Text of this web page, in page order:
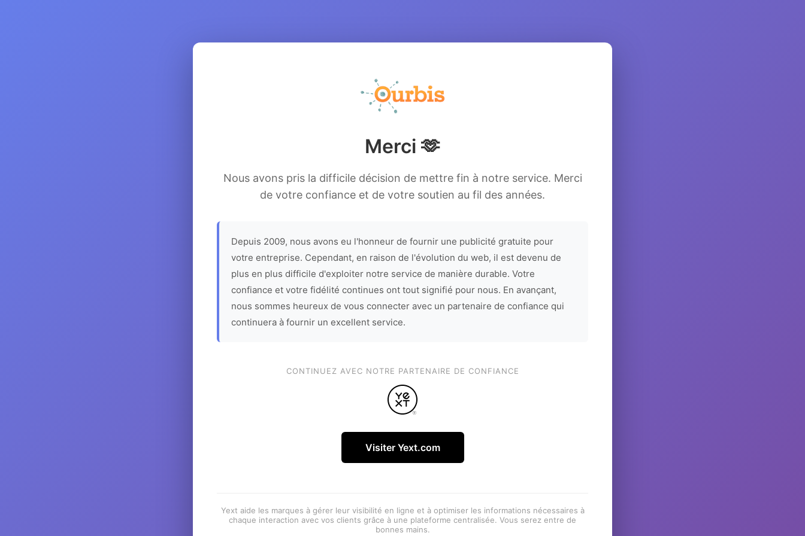
Merci 🫶
Nous avons pris la difficile décision de mettre fin à notre service. Merci
de votre confiance et de votre soutien au fil des années.
Depuis 2009, nous avons eu l'honneur de fournir une publicité gratuite pour
votre entreprise. Cependant, en raison de l'évolution du web, il est devenu de
plus en plus difficile d'exploiter notre service de manière durable. Votre
confiance et votre fidélité continues ont tout signifié pour nous. En avançant,
nous sommes heureux de vous connecter avec un partenaire de confiance qui
continuera à fournir un excellent service.
CONTINUEZ AVEC NOTRE PARTENAIRE DE CONFIANCE
Visiter Yext.com
Yext aide les marques à gérer leur visibilité en ligne et à optimiser les informations nécessaires à
chaque interaction avec vos clients grâce à une plateforme centralisée. Vous serez entre de
bonnes mains.